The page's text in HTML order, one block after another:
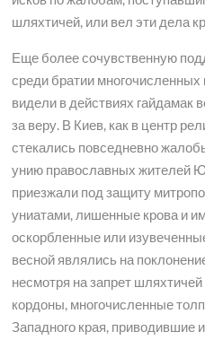
шляхтичей, или вел эти дела
Еще более сочувственную
среди братии
видели в действиях
за веру. В Киев, как в центр
стекались повседневно
унию православных жителей
приезжали под защиту
униатами, лишенные крова и
оскорбленные или
весной являлись на
несмотря на запрет
кордоны, многочисленные
Западного края, приводившие